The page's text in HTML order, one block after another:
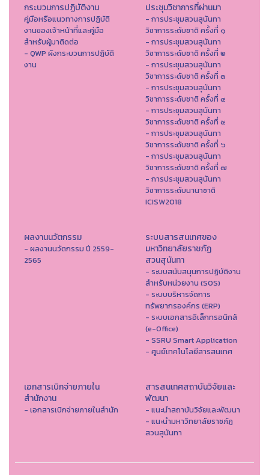
กระบวนการปฏิบัติงาน
คู่มือหรือแนวทางการปฏิบัติ
งานของเจ้าหน้าที่และคู่มือ
สำหรับผู้มาติดต่อ
- QWP ผังกระบวนการปฏิบัติ
งาน
ประชุมวิชาการที่ผ่านมา
- การประชุมสวนสุนันทา
วิชาการระดับชาติ ครั้งที่ ๑
- การประชุมสวนสุนันทา
วิชาการระดับชาติ ครั้งที่ ๒
- การประชุมสวนสุนันทา
วิชาการระดับชาติ ครั้งที่ ๓
- การประชุมสวนสุนันทา
วิชาการระดับชาติ ครั้งที่ ๔
- การประชุมสวนสุนันทา
วิชาการระดับชาติ ครั้งที่ ๕
- การประชุมสวนสุนันทา
วิชาการระดับชาติ ครั้งที่ ๖
- การประชุมสวนสุนันทา
วิชาการระดับชาติ ครั้งที่ ๗
- การประชุมสวนสุนันทา
วิชาการระดับนานาชาติ
ICISW2018
ผลงานนวัตกรรม
- ผลงานนวัตกรรม ปี 2559-
2565
ระบบสารสนเทศของ
มหาวิทยาลัยราชภัฏ
สวนสุนันทา
- ระบบสนับสนุนการปฏิบัติงาน
สำหรับหน่วยงาน (SOS)
- ระบบบริหารจัดการ
ทรัพยากรองค์กร (ERP)
- ระบบเอกสารอิเล็กทรอนิกส์
(e-Office)
- SSRU Smart Application
- ศูนย์เทคโนโลยีสารสนเทศ
เอกสารเบิกจ่ายภายใน
สำนักงาน
- เอกสารเบิกจ่ายภายในสำนัก
สารสนเทศสถาบันวิจัยและ
พัฒนา
- แนะนำสถาบันวิจัยและพัฒนา
- แนะนำมหาวิทยาลัยราชภัฏ
สวนสุนันทา